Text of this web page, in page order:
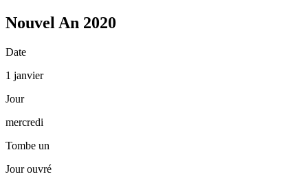
Nouvel An 2020
Date
1 janvier
Jour
mercredi
Tombe un
Jour ouvré